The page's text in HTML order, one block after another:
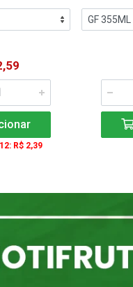
R$ 2,39